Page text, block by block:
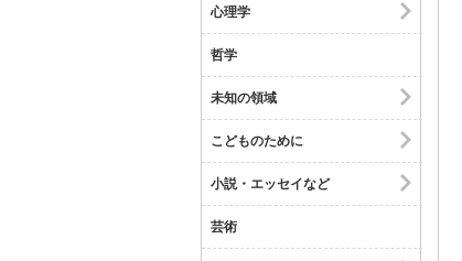
心理学
哲学
未知の領域
こどものために
小説・エッセイなど
芸術